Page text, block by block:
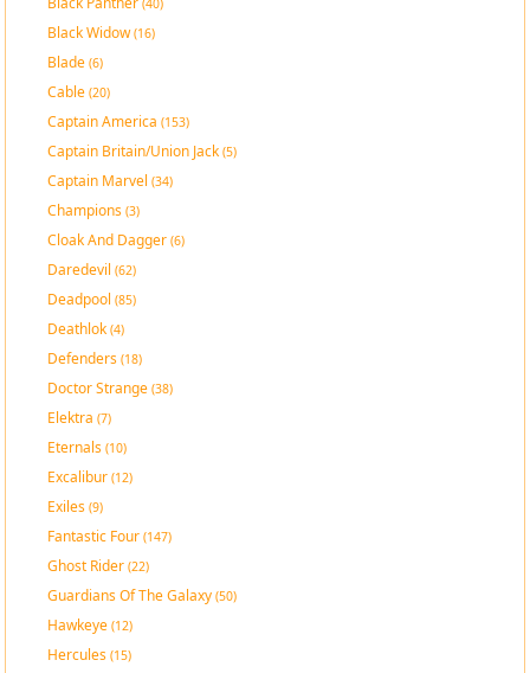
(40)
Black Widow(16)
Blade(6)
Cable(20)
Captain America(153)
Captain Britain/Union Jack(5)
Captain Marvel(34)
Champions(3)
Cloak And Dagger(6)
Daredevil(62)
Deadpool(85)
Deathlok(4)
Defenders(18)
Doctor Strange(38)
Elektra(7)
Eternals(10)
Excalibur(12)
Exiles(9)
Fantastic Four(147)
Ghost Rider(22)
Guardians Of The Galaxy(50)
Hawkeye(12)
Hercules(15)